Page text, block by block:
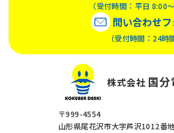
株式会社 国分
〒999-4554
山形県尾花沢市大字芦沢1012番
（受付時間：平日 8:00
問い合わせ
（受付時間：24時